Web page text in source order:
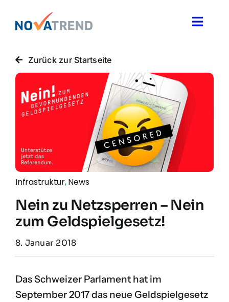
Inhalt
springen
Toggle
Blog
Novatrend News
Über uns
Zurück zur Startseite
Infrastruktur,News
Nein zu Netzsperren – Nein
zum Geldspielgesetz!
8. Januar 2018
Das Schweizer Parlament hat im
September 2017 das neue Geldspielgesetz